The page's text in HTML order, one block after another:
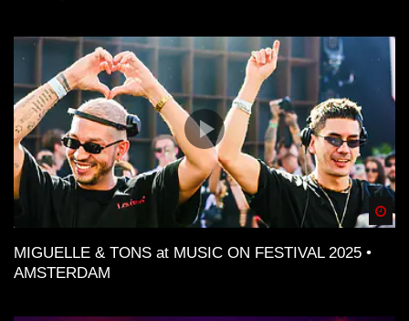
MIGUELLE & TONS at MUSIC ON FESTIVAL 2025 •
AMSTERDAM